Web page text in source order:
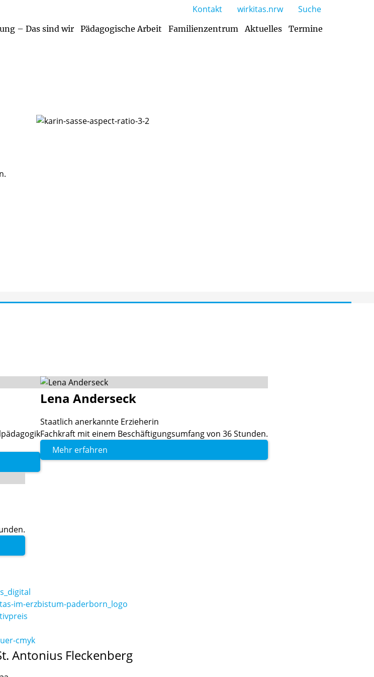
– Das sind wir Pädagogische Arbeit Familienzentrum Aktuelles Termine
Kontakt wirkitas.nrw Suche
Lena Anderseck
Staatlich anerkannte Erzieherin
Fachkraft mit einem Beschäftigungsumfang von 36 Stunden.
Mehr erfahren
Antonius Fleckenberg